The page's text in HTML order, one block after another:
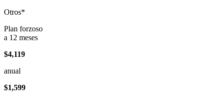
Otros*
Plan forzoso
a 12 meses
$4,119
anual
$1,599